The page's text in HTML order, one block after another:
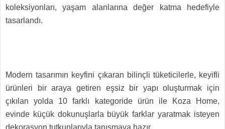
koleksiyonları, yaşam alanlarına değer katma hedefiyle
tasarlandı.
Modern tasarımın keyfini çıkaran bilinçli tüketicilerle, keyifli
ürünleri bir araya getiren eşsiz bir yapı oluşturmak için
çıkılan yolda 10 farklı kategoride ürün ile Koza Home,
evinde küçük dokunuşlarla büyük farklar yaratmak isteyen
dekorasyon tutkunlarıyla tanışmaya hazır.